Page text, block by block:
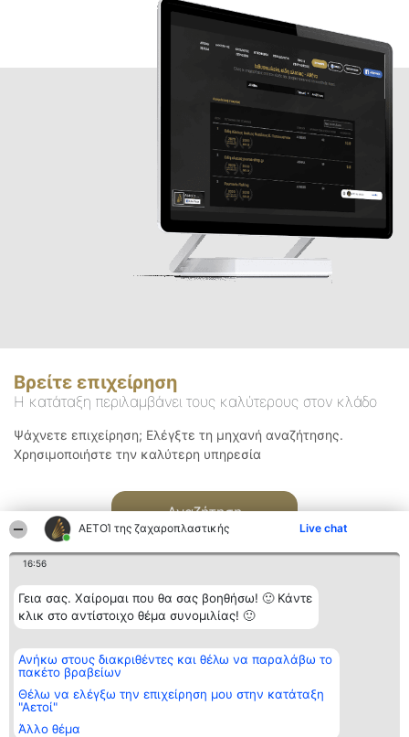
ΑΕΤΟΊ της ζαχαροπλαστικής Live chat
16:56
Γεια σας. Χαίρομαι που θα σας βοηθήσω! 🙂 Κάντε
κλικ στο αντίστοιχο θέμα συνομιλίας! 🙂
Ανήκω στους διακριθέντες και θέλω να παραλάβω το
πακέτο βραβείων
Θέλω να ελέγξω την επιχείρηση μου στην κατάταξη
"Αετοί"
Άλλο θέμα
Βρείτε επιχείρηση
Η κατάταξη περιλαμβάνει τους καλύτερους στον κλάδο
Ψάχνετε επιχείρηση; Ελέγξτε τη μηχανή αναζήτησης.
Χρησιμοποιήστε την καλύτερη υπηρεσία
Αναζήτηση
Διοργανωτής της
κατάταξης
BEAUTIFUL COMPANY
ΤΗΛ. ΕΠΙΚΟΙΝΩΝΙΑΣ:
2104128019
email:
Κατάταξη
Διακριθέντες
των
διακριθέντων
Επικοινωνία
Επικοινωνία